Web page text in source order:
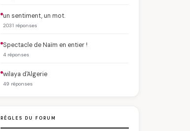
un sentiment, un mot.
2031 réponses
Spectacle de Naïm en entier !
4 réponses
wilaya d'Algerie
49 réponses
RÈGLES DU FORUM